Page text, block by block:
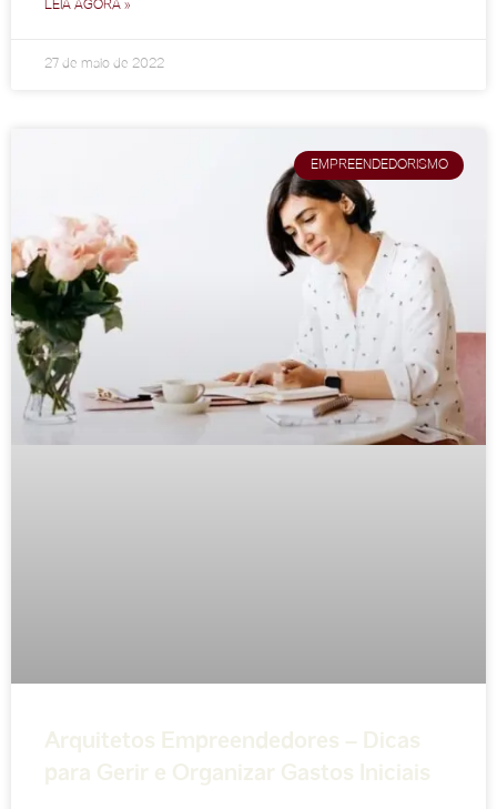
LEIA AGORA »
27 de maio de 2022
EMPREENDEDORISMO
Arquitetos Empreendedores – Dicas
para Gerir e Organizar Gastos Iniciais